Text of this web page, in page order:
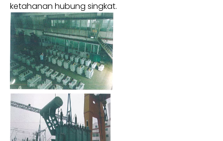
ketahanan hubung singkat.